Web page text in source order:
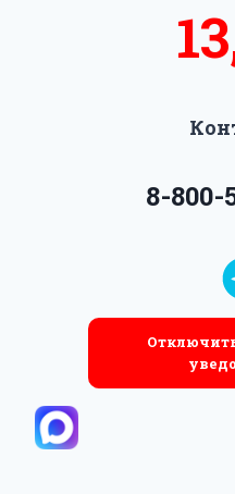
14%
8-800-